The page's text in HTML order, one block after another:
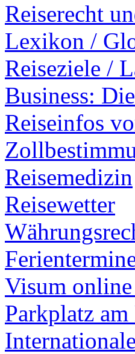
Reiserecht
Lexikon /
Reiseziele /
Business:
Reiseinfos
Reisemedizin
Reisewetter
Visum online
Parkplatz